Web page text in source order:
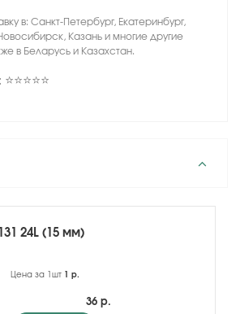
в: Санкт-Петербург, Екатеринбург,
Казань и многие другие
в Беларусь и Казахстан.
24L (15 мм)
Цена за 1шт 1 р.
36 р.